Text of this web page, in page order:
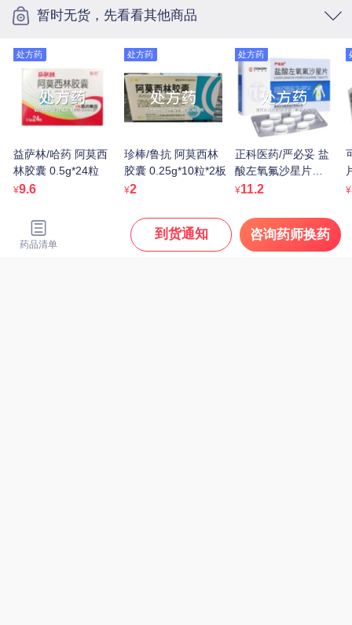
药品清单
到货通知 咨询药师换药
暂时无货，先看看其他商品
处方药
益萨林/哈药 阿莫西
林胶囊 0.5g*24粒
¥9.6
处方药
珍棒/鲁抗 阿莫西林
胶囊 0.25g*10粒*2板
¥2
处方药
正科医药/严必妥 盐
酸左氧氟沙星片
0.5g*7片*2板
¥11.2 ¥
优立通 非布司他片
40mg*7片*4板
¥ 15.9
处方药
白云山/抗之霸/BYS/广药
白云山 阿莫西林胶囊
0.25g*10粒*5板
¥ 11.1